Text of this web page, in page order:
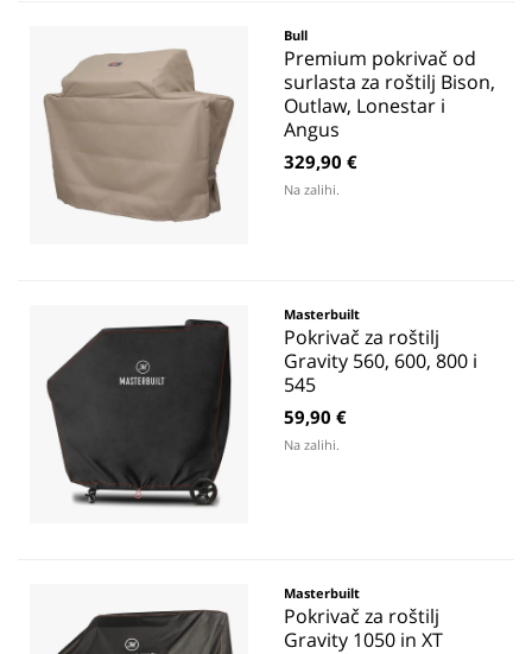
Bull
Premium pokrivač od
surlasta za roštilj Bison,
Outlaw, Lonestar i
Angus
329,90 €
Na zalihi.
Masterbuilt
Pokrivač za roštilj
Gravity 560, 600, 800 i
545
59,90 €
Na zalihi.
Masterbuilt
Pokrivač za roštilj
Gravity 1050 in XT